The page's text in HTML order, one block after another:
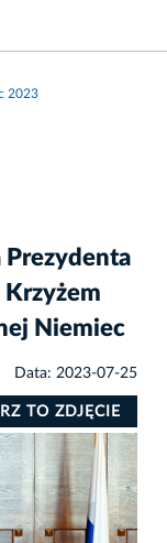
2023
Prezydenta
Niemiec
Data: 2023-07-25
TO ZDJĘCIE